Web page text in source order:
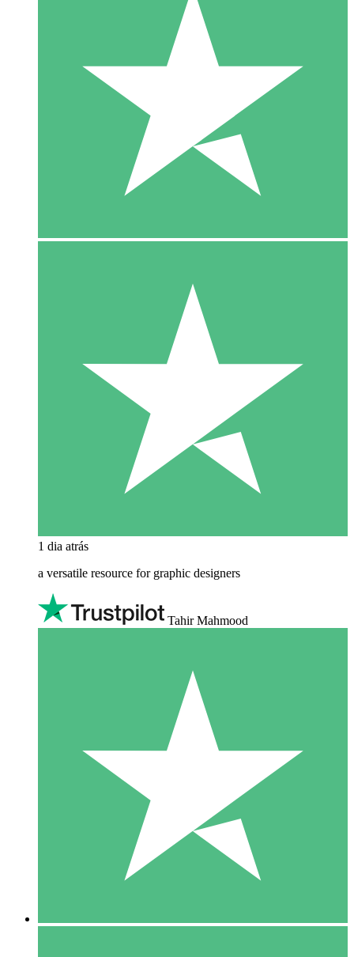
1 dia atrás
a versatile resource for graphic designers
Tahir Mahmood